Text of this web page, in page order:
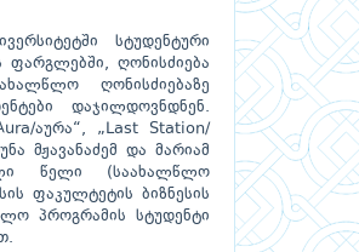
სტუდენტური
ფარგლებში, ღონისძიება
ღონისძიებაზე
დაჯილდოვნდნენ.
აურა“, „Last Station/
მჟავანაძემ და მარიამ
წელი (საახალწლო
ფაკულტეტის ბიზნესის
პროგრამის სტუდენტი